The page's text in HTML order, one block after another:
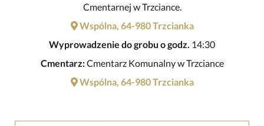
Cmentarnej w Trzciance.
Wspólna, 64-980 Trzcianka
Wyprowadzenie do grobu o godz. 14:30
Cmentarz:Cmentarz Komunalny w Trzciance
Wspólna, 64-980 Trzcianka